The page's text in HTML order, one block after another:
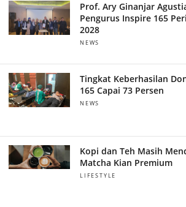
Prof. Ary Ginanjar
Pengurus Inspire 165
2028
NEWS
Tingkat Keberhasilan
165 Capai 73 Persen
NEWS
Kopi dan Teh Masih
Matcha Kian Premium
LIFESTYLE